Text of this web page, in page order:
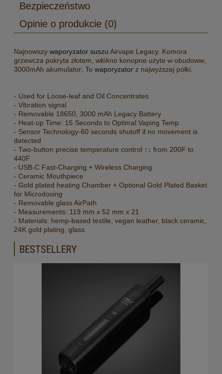
Bezpieczeństwo
Opinie o produkcie (0)
Najnowszy waporyzator suszu Airvape Legacy. Komora
grzewcza pokryta złotem, włókno konopne użyte w obudowie,
3000mAh akumulator; To waporyzator z najwyższej półki.
- Used for Loose-leaf and Oil Concentrates
- Vibration signal
- Removable 18650, 3000 mAh Legacy Battery
- Heat-up Time: 15 Seconds to Optimal Vaping Temp
- Sensor Technology-60 seconds shutoff if no movement is
detected
- Two-button precise temperature control ↑↓ from 200F to
440F
- USB-C Fast-Charging + Wireless Charging
- Ceramic Mouthpiece
- Gold plated heating Chamber + Optional Gold Plated Basket
for Microdosing
- Removable glass AirPath
- Measurements: 119 mm x 52 mm x 21
- Materials: hemp-based textile, vegan leather, black ceramic,
24K gold plating, glass
BESTSELLERY